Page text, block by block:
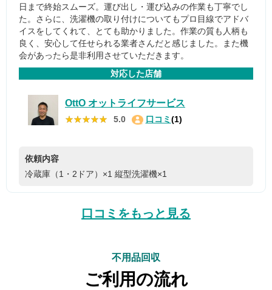
日まで終始スムーズ。運び出し・運び込みの作業も丁寧でし
た。さらに、洗濯機の取り付けについてもプロ目線でアドバ
イスをしてくれて、とても助かりました。作業の質も人柄も
良く、安心して任せられる業者さんだと感じました。また機
会があったら是非利用させていただきます。
対応した店舗
OttO オットライフサービス
★★★★★
★★★★★ 5.0 口コミ (1)
依頼内容
冷蔵庫（1・2ドア）×1 縦型洗濯機×1
口コミをもっと見る
不用品回収
ご利用の流れ